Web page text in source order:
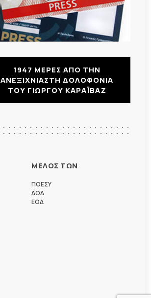
1947 ΜΕΡΕΣ ΑΠΟ ΤΗΝ
ΑΝΕΞΙΧΝΙΑΣΤΗ ΔΟΛΟΦΟΝΙΑ
ΤΟΥ ΓΙΩΡΓΟΥ ΚΑΡΑΪΒΑΖ
ΜΕΛΟΣ ΤΩΝ
ΠΟΕΣΥ
ΔΟΔ
ΕΟΔ